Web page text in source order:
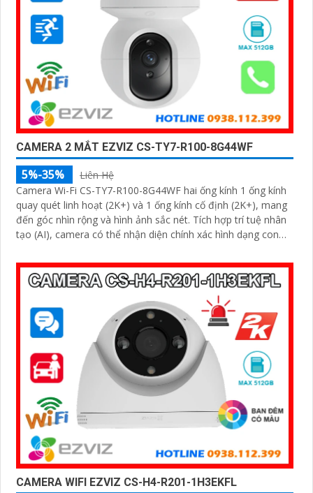
CAMERA 2 MẮT EZVIZ CS-TY7-R100-8G44WF
5%-35%
Liên Hệ
Camera Wi-Fi CS-TY7-R100-8G44WF hai ống kính 1 ống kính
quay quét linh hoạt (2K+) và 1 ống kính cố định (2K+), mang
đến góc nhìn rộng và hình ảnh sắc nét. Tích hợp trí tuệ nhân
tạo (AI), camera có thể nhận diện chính xác hình dạng con
CAMERA WIFI EZVIZ CS-H4-R201-1H3EKFL